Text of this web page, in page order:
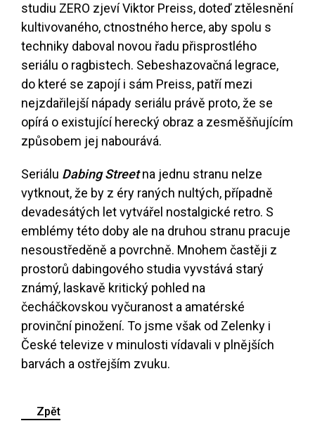
studiu ZERO zjeví Viktor Preiss, doteď ztělesnění
kultivovaného, ctnostného herce, aby spolu s
techniky daboval novou řadu přisprostlého
seriálu o ragbistech. Sebeshazovačná legrace,
do které se zapojí i sám Preiss, patří mezi
nejzdařilejší nápady seriálu právě proto, že se
opírá o existující herecký obraz a zesměšňujícím
způsobem jej nabourává.
Seriálu Dabing Streetna jednu stranu nelze
vytknout, že by z éry raných nultých, případně
devadesátých let vytvářel nostalgické retro. S
emblémy této doby ale na druhou stranu pracuje
nesoustředěně a povrchně. Mnohem častěji z
prostorů dabingového studia vyvstává starý
známý, laskavě kritický pohled na
čecháčkovskou vyčuranost a amatérské
provinční pinožení. To jsme však od Zelenky i
České televize v minulosti vídavali v plnějších
barvách a ostřejším zvuku.
Zpět